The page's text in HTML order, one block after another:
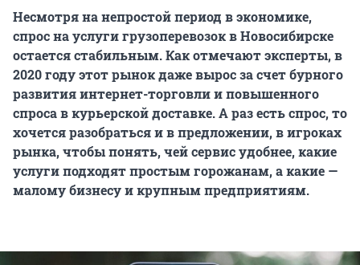
Несмотря на непростой период в экономике,
спрос на услуги грузоперевозок в Новосибирске
остается стабильным. Как отмечают эксперты, в
2020 году этот рынок даже вырос за счет бурного
развития интернет-торговли и повышенного
спроса в курьерской доставке. А раз есть спрос, то
хочется разобраться и в предложении, в игроках
рынка, чтобы понять, чей сервис удобнее, какие
услуги подходят простым горожанам, а какие —
малому бизнесу и крупным предприятиям.